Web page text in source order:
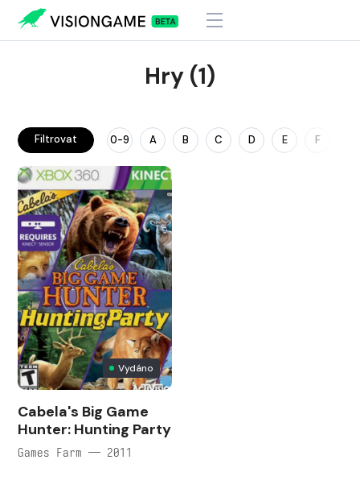
Hry (1)
Filtrovat 0-9 A B C D E F
Vydáno
Cabela's Big Game
Hunter: Hunting Party
Games Farm — 2011